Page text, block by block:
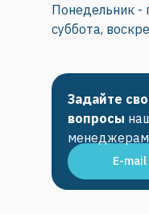
Понедельник -
суббота,
E-
Задайте
вопросы
менеджерам